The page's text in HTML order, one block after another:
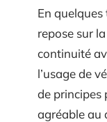
En
repose sur
continuité
l’usage de
de principes
agréable au